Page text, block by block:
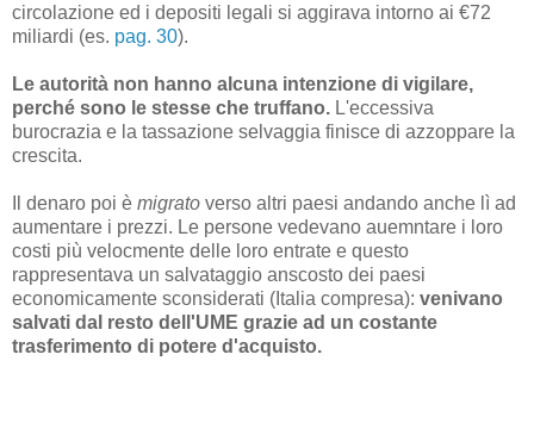
circolazione ed i depositi legali si aggirava intorno ai €72
miliardi (es. pag. 30).
Le autorità non hanno alcuna intenzione di vigilare,
perché sono le stesse che truffano. L'eccessiva
burocrazia e la tassazione selvaggia finisce di azzoppare la
crescita.
Il denaro poi è migrato verso altri paesi andando anche lì ad
aumentare i prezzi. Le persone vedevano auemntare i loro
costi più velocmente delle loro entrate e questo
rappresentava un salvataggio anscosto dei paesi
economicamente sconsiderati (Italia compresa): venivano
salvati dal resto dell'UME grazie ad un costante
trasferimento di potere d'acquisto.